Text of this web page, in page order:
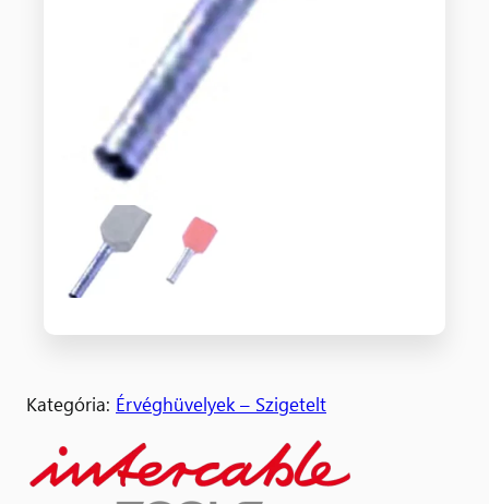
Kategória: Érvéghüvelyek – Szigetelt